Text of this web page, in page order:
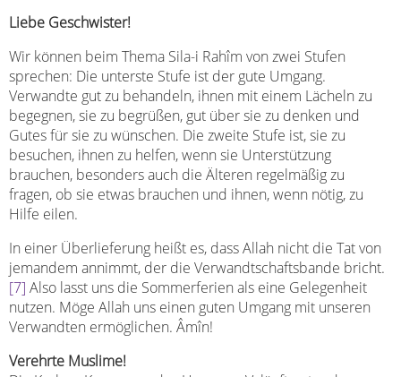
Liebe Geschwister!
Wir können beim Thema Sila-i Rahîm von zwei Stufen
sprechen: Die unterste Stufe ist der gute Umgang.
Verwandte gut zu behandeln, ihnen mit einem Lächeln zu
begegnen, sie zu begrüßen, gut über sie zu denken und
Gutes für sie zu wünschen. Die zweite Stufe ist, sie zu
besuchen, ihnen zu helfen, wenn sie Unterstützung
brauchen, besonders auch die Älteren regelmäßig zu
fragen, ob sie etwas brauchen und ihnen, wenn nötig, zu
Hilfe eilen.
In einer Überlieferung heißt es, dass Allah nicht die Tat von
jemandem annimmt, der die Verwandtschaftsbande bricht.
[7] Also lasst uns die Sommerferien als eine Gelegenheit
nutzen. Möge Allah uns einen guten Umgang mit unseren
Verwandten ermöglichen. Âmîn!
Verehrte Muslime!